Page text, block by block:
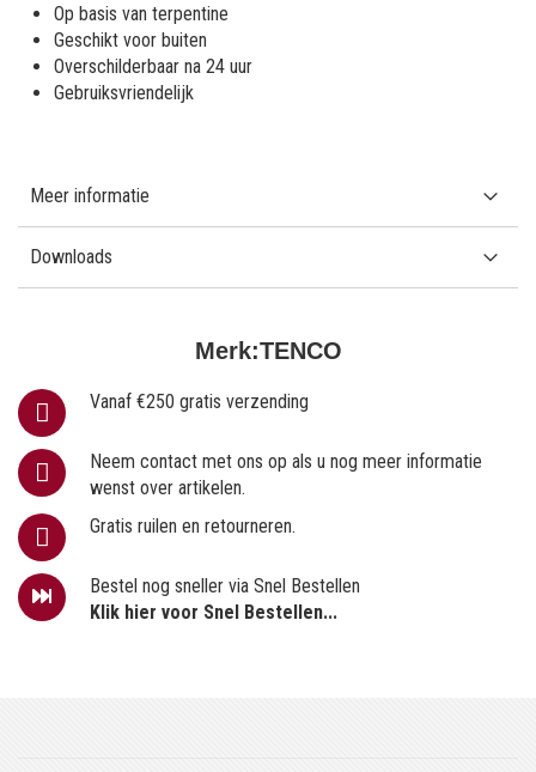
Merk:TENCO
Vanaf €250 gratis verzending
Neem contact met ons op als u nog meer informatie
wenst over artikelen.
Gratis ruilen en retourneren.
Bestel nog sneller via Snel Bestellen
Klik hier voor Snel Bestellen...
Op basis van terpentine
Geschikt voor buiten
Overschilderbaar na 24 uur
Gebruiksvriendelijk
Meer informatie
Downloads